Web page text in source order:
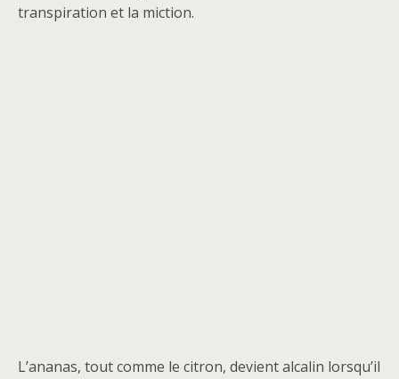
transpiration et la miction.
L’ananas, tout comme le citron, devient alcalin lorsqu’il